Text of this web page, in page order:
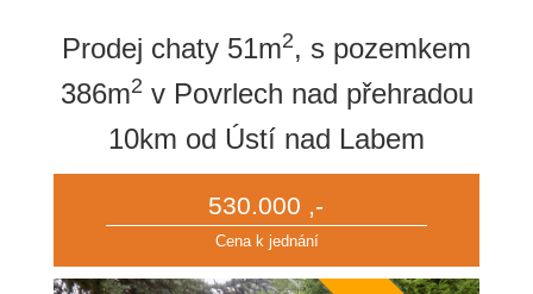
Prodej chaty 51m2, s pozemkem
386m2 v Povrlech nad přehradou
10km od Ústí nad Labem
530.000 ,-
Cena k jednání